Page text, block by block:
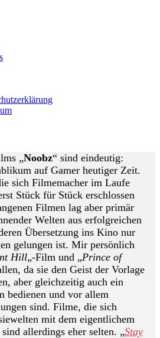
„Noobz“ sind eindeutig:
auf Gamer heutiger Zeit.
sich Filmemacher im Laufe
Stück für Stück erschlossen
Filmen lag aber primär
Welten aus erfolgreichen
Übersetzung ins Kino nur
gelungen ist. Mir persönlich
Hill„-Film und „Prince of
da sie den Geist der Vorlage
aber gleichzeitig auch ein
bedienen und vor allem
sind. Filme, die sich
mit dem eigentlichem
allerdings eher selten. „Stay